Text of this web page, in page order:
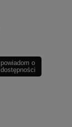
powiadom o
dostępności